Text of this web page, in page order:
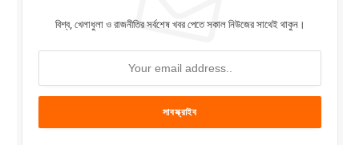
বিশ্ব, খেলাধুলা ও রাজনীতির সর্বশেষ খবর পেতে সকাল নিউজের সাথেই থাকুন।